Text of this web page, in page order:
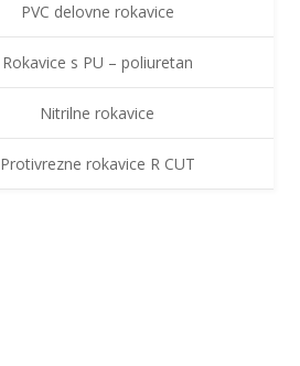
PVC delovne rokavice
Rokavice s PU – poliuretan
Nitrilne rokavice
Protivrezne rokavice R CUT